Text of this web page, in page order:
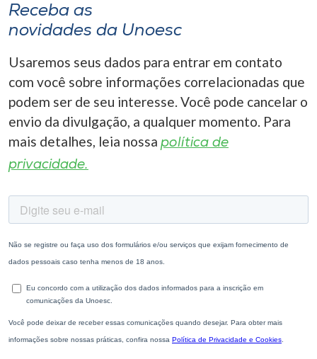
Receba as
novidades da Unoesc
Usaremos seus dados para entrar em contato
com você sobre informações correlacionadas que
podem ser de seu interesse. Você pode cancelar o
envio da divulgação, a qualquer momento. Para
mais detalhes, leia nossa política de
privacidade.